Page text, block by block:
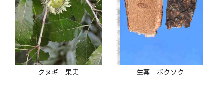
クヌギ 果実 生薬 ボクソク